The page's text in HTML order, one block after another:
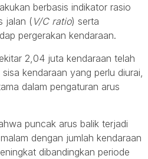
berbasis indikator rasio
jalan ( V/C ratio) serta
pergerakan kendaraan.
2,04 juta kendaraan telah
kendaraan yang perlu diurai,
dalam pengaturan arus
puncak arus balik terjadi
dengan jumlah kendaraan
dibandingkan periode